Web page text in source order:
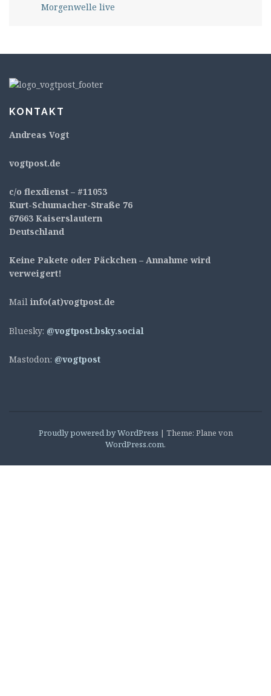
Morgenwelle live
KONTAKT
Andreas Vogt
vogtpost.de
c/o flexdienst – #11053
Kurt-Schumacher-Straße 76
67663 Kaiserslautern
Deutschland
Keine Pakete oder Päckchen – Annahme wird
verweigert!
Mail info(at)vogtpost.de
Bluesky: @vogtpost.bsky.social
Mastodon: @vogtpost
Proudly powered by WordPress | Theme: Plane von
WordPress.com.